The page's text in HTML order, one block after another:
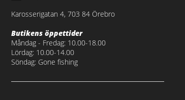
Karosserigatan 4, 703 84 Örebro
Butikens öppettider
Måndag - Fredag: 10.00-18.00
Lördag: 10.00-14.00
Söndag: Gone fishing